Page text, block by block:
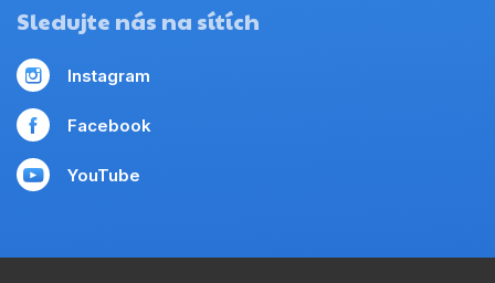
Sledujte nás na sítích
Instagram
Facebook
YouTube